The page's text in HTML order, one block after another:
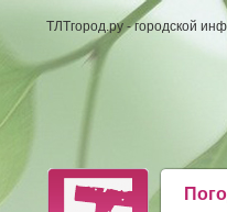
ТЛТгород.ру - городской